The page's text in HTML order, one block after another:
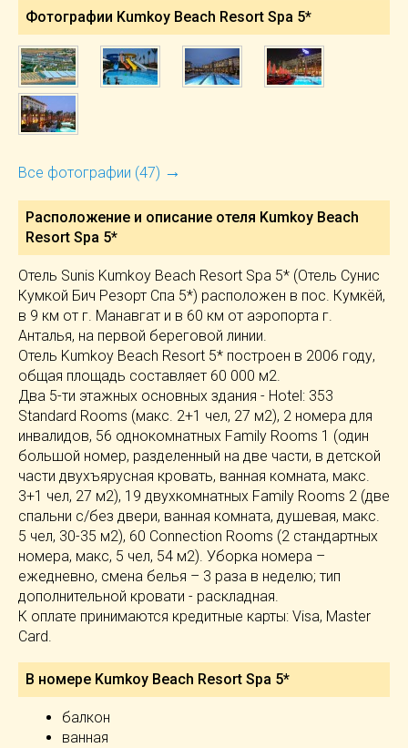
Фотографии Kumkoy Beach Resort Spa 5*
Все фотографии (47) →
Расположение и описание отеля Kumkoy Beach
Resort Spa 5*
Отель Sunis Kumkoy Beach Resort Spa 5* (Отель Сунис
Кумкой Бич Резорт Спа 5*) расположен в пос. Кумкёй,
в 9 км от г. Манавгат и в 60 км от аэропорта г.
Анталья, на первой береговой линии.
Отель Kumkoy Beach Resort 5* построен в 2006 году,
общая площадь составляет 60 000 м2.
Два 5-ти этажных основных здания - Hotel: 353
Standard Rooms (макс. 2+1 чел, 27 м2), 2 номера для
инвалидов, 56 однокомнатных Family Rooms 1 (один
большой номер, разделенный на две части, в детской
части двухъярусная кровать, ванная комната, макс.
3+1 чел, 27 м2), 19 двухкомнатных Family Rooms 2 (две
спальни с/без двери, ванная комната, душевая, макс.
5 чел, 30-35 м2), 60 Connection Rooms (2 стандартных
номера, макс, 5 чел, 54 м2). Уборка номера –
ежедневно, смена белья – 3 раза в неделю; тип
дополнительной кровати - раскладная.
К оплате принимаются кредитные карты: Visa, Master
Card.
В номере Kumkoy Beach Resort Spa 5*
балкон
ванная